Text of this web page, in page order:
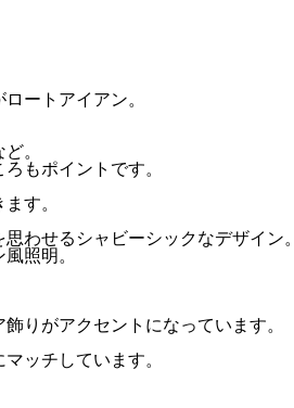
ートアイアン。
。
もポイントです。
す。
わせるシャビーシックなデザイン。
照明。
りがアクセントになっています。
ッチしています。